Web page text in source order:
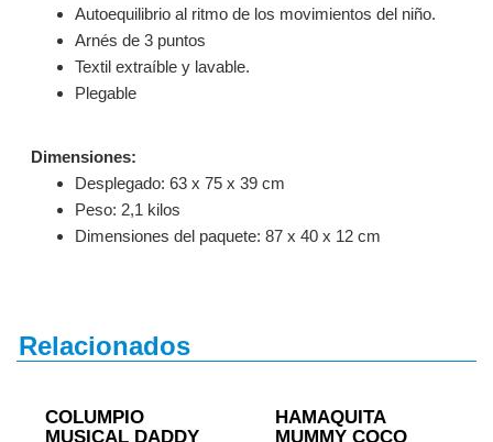
Autoequilibrio al ritmo de los movimientos del niño.
Arnés de 3 puntos
Textil extraíble y lavable.
Plegable
Dimensiones:
Desplegado: 63 x 75 x 39 cm
Peso: 2,1 kilos
Dimensiones del paquete: 87 x 40 x 12 cm
Relacionados
COLUMPIO
MUSICAL DADDY
HAMAQUITA
MUMMY COCO